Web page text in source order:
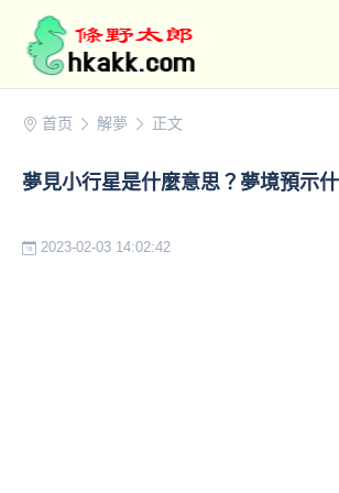
首页 解夢 正文
夢見小行星是什麼意思？夢境預示
2023-02-03 14:02:42